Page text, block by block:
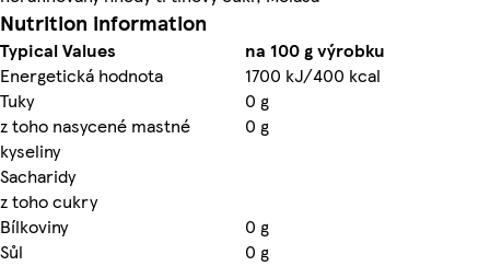
Nutrition information
Typical Values
na 100 g výrobku
Energetická hodnota
1700 kJ/400 kcal
Tuky
0 g
z toho nasycené mastné
kyseliny
0 g
Sacharidy
z toho cukry
Bílkoviny
0 g
Sůl
0 g